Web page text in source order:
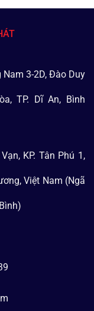
3-2D, Đào Duy
TP. Dĩ An, Bình
KP. Tân Phú 1,
Việt Nam (Ngã